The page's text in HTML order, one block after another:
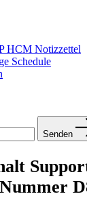
HCM Notizzettel
Schedule
Senden